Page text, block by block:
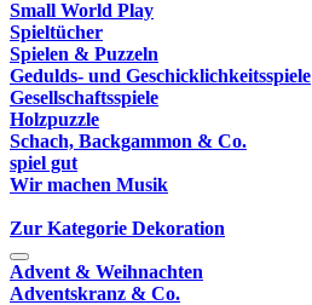
Small World Play
Spieltücher
Spielen & Puzzeln
Gedulds- und Geschicklichkeitsspiele
Gesellschaftsspiele
Holzpuzzle
Schach, Backgammon & Co.
spiel gut
Wir machen Musik
Zur Kategorie Dekoration
Advent & Weihnachten
Adventskranz & Co.